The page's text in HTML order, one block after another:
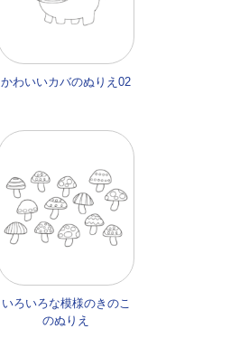
かわいいカバのぬりえ02
いろいろな模様のきのこ
のぬりえ